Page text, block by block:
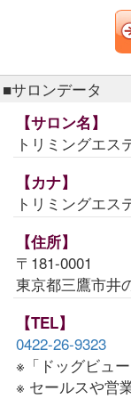
■サロンデータ
【サロン名】
トリミングエス
【カナ】
トリミングエス
【住所】
〒181-0001
東京都三鷹市井
【TEL】
0422-26-9323
※「ドッグビュ
※ セールスや営